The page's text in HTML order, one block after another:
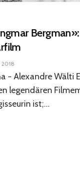
2018
- Alexandre Wälti
legendären
ist;...